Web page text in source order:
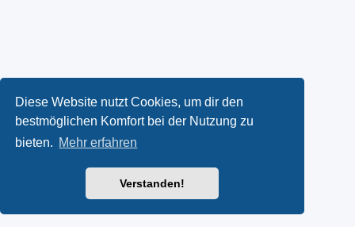
Diese Website nutzt Cookies, um dir den
bestmöglichen Komfort bei der Nutzung zu
bieten. Mehr erfahren
Verstanden!